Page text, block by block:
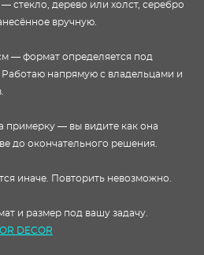
стекло, дерево или холст, серебро
вручную.
— формат определяется под
Работаю напрямую с владельцами и
примерку — вы видите как она
до окончательного решения.
иначе. Повторить невозможно.
и размер под вашу задачу.
DECOR